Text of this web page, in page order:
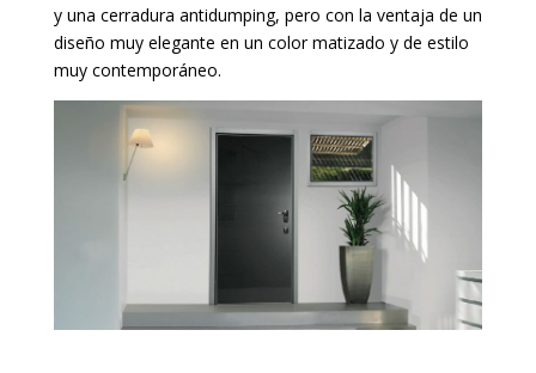
y una cerradura antidumping, pero con la ventaja de un
diseño muy elegante en un color matizado y de estilo
muy contemporáneo.